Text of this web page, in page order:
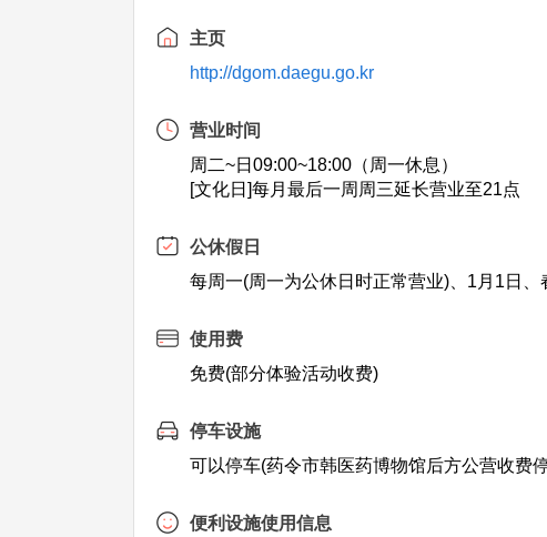
主页
http://dgom.daegu.go.kr
营业时间
周二~日09:00~18:00（周一休息）
[文化日]每月最后一周周三延长营业至21点
公休假日
每周一(周一为公休日时正常营业)、1月1日、
使用费
免费(部分体验活动收费)
停车设施
可以停车(药令市韩医药博物馆后方公营收费
便利设施使用信息